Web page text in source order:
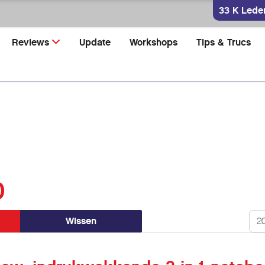
33 K
Reviews Update Workshops Tips & Trucs
Wissen